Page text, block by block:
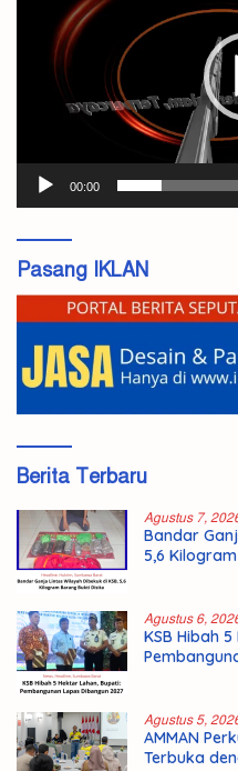
00:00
Pasang IKLAN
Berita Terbaru
Agustus 7,
Bandar
5,6
Agustus 6,
KSB Hibah
Agustus 5,
AMMAN
Terbuka